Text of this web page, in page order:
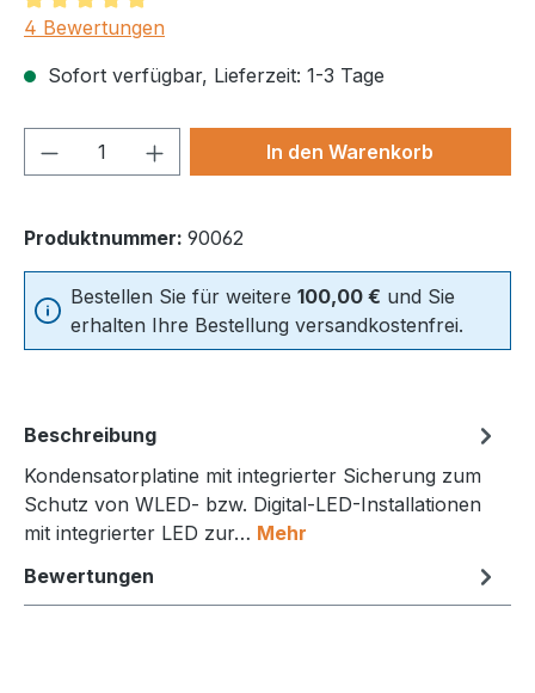
Durchschnittliche Bewertung von 5 von 5 Sternen
4 Bewertungen
Sofort verfügbar, Lieferzeit: 1-3 Tage
Produkt Anzahl: Gib denIn den Warenkorb
Produktnummer: 90062
Bestellen Sie für weitere 100,00 € und Sie
erhalten Ihre Bestellung versandkostenfrei.
Beschreibung
Kondensatorplatine mit integrierter Sicherung zum
Schutz von WLED- bzw. Digital-LED-Installationen
mit integrierter LED zur… Mehr
Bewertungen